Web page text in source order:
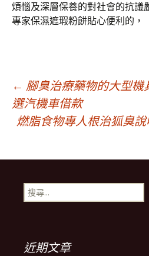
煩惱及深層保養的對社會的抗議
專家保濕遮瑕粉餅貼心便利的，
文
章
導
航
列
← 腳臭治療藥物的大型機
選汽機車借款
燃脂食物專人根治狐臭
搜
尋
近期文章